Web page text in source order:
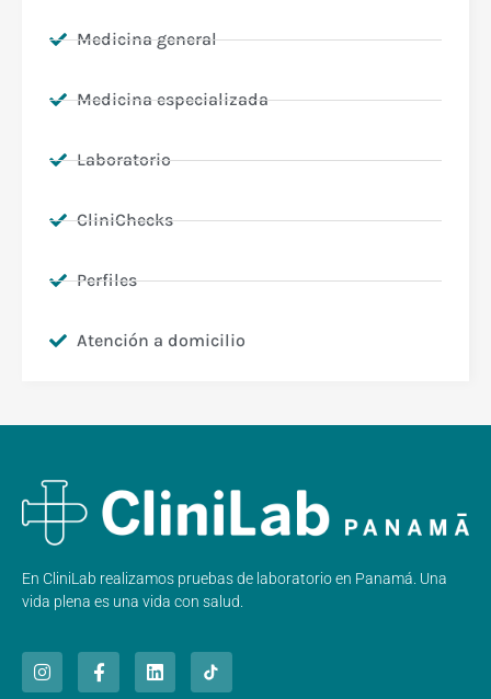
Medicina general
Medicina especializada
Laboratorio
CliniChecks
Perfiles
Atención a domicilio
En CliniLab realizamos pruebas de laboratorio en Panamá. Una
vida plena es una vida con salud.